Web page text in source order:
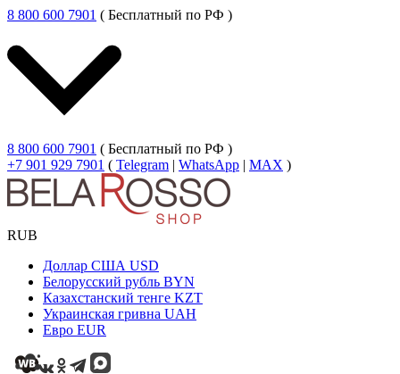
8 800 600 7901 ( Бесплатный по РФ )
8 800 600 7901 ( Бесплатный по РФ )
+7 901 929 7901 ( Telegram | WhatsApp | MAX )
RUB
Доллар США USD
Белорусский рубль BYN
Казахстанский тенге KZT
Украинская гривна UAH
Евро EUR